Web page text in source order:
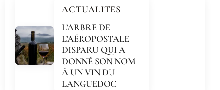
ACTUALITES
L’ARBRE DE
L’AÉROPOSTALE
DISPARU QUI A
DONNÉ SON NOM
À UN VIN DU
LANGUEDOC